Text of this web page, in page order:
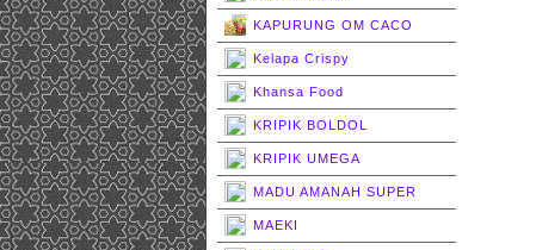
KAPURUNG OM CACO
Kelapa Crispy
Khansa Food
KRIPIK BOLDOL
KRIPIK UMEGA
MADU AMANAH SUPER
MAEKI